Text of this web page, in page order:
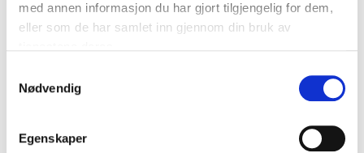
med annen informasjon du har gjort tilgjengelig for dem,
eller som de har samlet inn gjennom din bruk av
Nødvendig
Egenskaper